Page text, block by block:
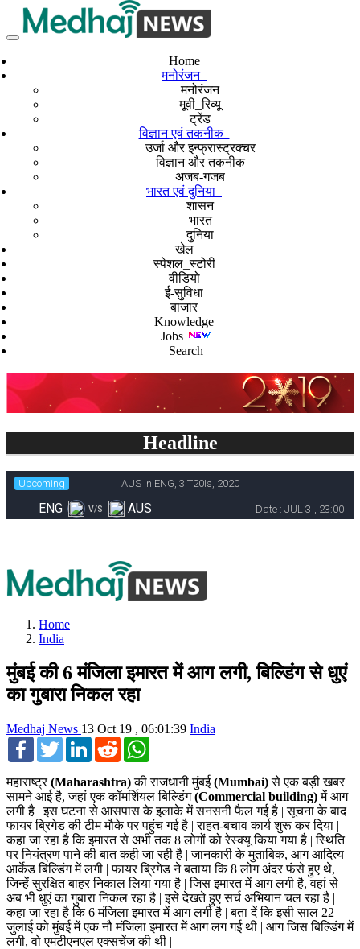
Home
मनोरंजन
मनोरंजन
मूवी_रिव्यू
ट्रेंड
विज्ञान एवं तकनीक
उर्जा और इन्फ्रास्ट्रक्चर
विज्ञान और तकनीक
अजब-गजब
भारत एवं दुनिया
शासन
भारत
दुनिया
खेल
स्पेशल_स्टोरी
वीडियो
ई-सुविधा
बाजार
Knowledge
Jobs
Search
Headline
Home
India
मुंबई की 6 मंजिला इमारत में आग लगी, बिल्डिंग से धुएं
का गुबारा निकल रहा
Medhaj News 13 Oct 19 , 06:01:39 India
FacebookTwitterLinkedInReddit
महाराष्ट्र(Maharashtra)की राजधानी मुंबई(Mumbai)से एक बड़ी खबर
सामने आई है, जहां एक कॉमर्शियल बिल्डिंग(Commercial building)में आग
लगी है | इस घटना से आसपास के इलाके में सनसनी फैल गई है | सूचना के बाद
फायर ब्रिगेड की टीम मौके पर पहुंच गई है | राहत-बचाव कार्य शुरू कर दिया |
कहा जा रहा है कि इमारत से अभी तक 8 लोगों को रेस्क्यू किया गया है | स्थिति
पर नियंत्रण पाने की बात कही जा रही है | जानकारी के मुताबिक, आग आदित्य
आर्केड बिल्डिंग में लगी | फायर ब्रिगेड ने बताया कि 8 लोग अंदर फंसे हुए थे,
जिन्हें सुरक्षित बाहर निकाल लिया गया है | जिस इमारत में आग लगी है, वहां से
अब भी धुएं का गुबारा निकल रहा है | इसे देखते हुए सर्च अभियान चल रहा है |
कहा जा रहा है कि 6 मंजिला इमारत में आग लगी है | बता दें कि इसी साल 22
जुलाई को मुंबई में एक नौ मंजिला इमारत में आग लग गई थी | आग जिस बिल्डिंग में
लगी, वो एमटीएनएल एक्सचेंज की थी |